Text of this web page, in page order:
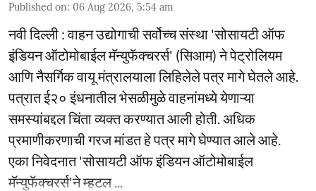
Published on: 06 Aug 2026, 5:54 am
नवी दिल्ली : वाहन उद्योगाची सर्वोच्च संस्था 'सोसायटी ऑफ
इंडियन ऑटोमोबाईल मॅन्युफॅक्चरर्स' (सिआम) ने पेट्रोलियम
आणि नैसर्गिक वायू मंत्रालयाला लिहिलेले पत्र मागे घेतले आहे.
पत्रात ई२० इंधनातील भेसळीमुळे वाहनांमध्ये येणाऱ्या
समस्यांबद्दल चिंता व्यक्त करण्यात आली होती. अधिक
प्रमाणीकरणाची गरज मांडत हे पत्र मागे घेण्यात आले आहे.
एका निवेदनात 'सोसायटी ऑफ इंडियन ऑटोमोबाईल
मॅन्युफॅक्चरर्स'ने म्हटल ...